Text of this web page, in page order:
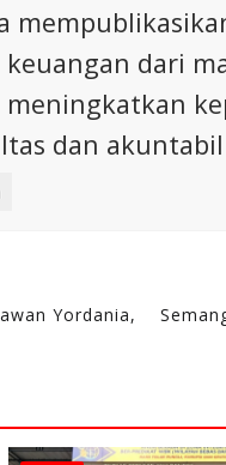
dari
dan
Yordania,